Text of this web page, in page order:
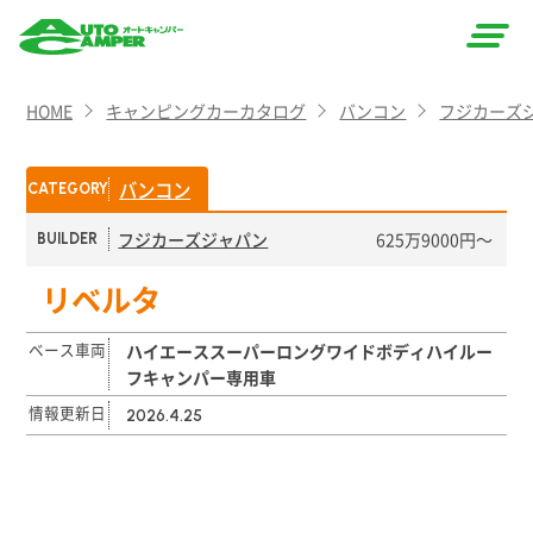
CAMPER
（オート
キャン
パー）
HOME キャンピングカーカタログ バンコン フジカーズ
CATEGORY バンコン
BUILDER フジカーズジャパン 625万9000円〜
リベルタ
ベース車両
ハイエーススーパーロングワイドボディハイルー
フキャンパー専用車
情報更新日 2026.4.25